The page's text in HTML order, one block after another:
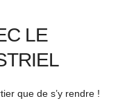
LE
que de s’y rendre !